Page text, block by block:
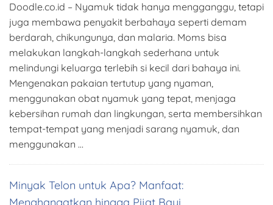
Doodle.co.id – Nyamuk tidak hanya mengganggu, tetapi
juga membawa penyakit berbahaya seperti demam
berdarah, chikungunya, dan malaria. Moms bisa
melakukan langkah-langkah sederhana untuk
melindungi keluarga terlebih si kecil dari bahaya ini.
Mengenakan pakaian tertutup yang nyaman,
menggunakan obat nyamuk yang tepat, menjaga
kebersihan rumah dan lingkungan, serta membersihkan
tempat-tempat yang menjadi sarang nyamuk, dan
menggunakan …
Minyak Telon untuk Apa? Manfaat: